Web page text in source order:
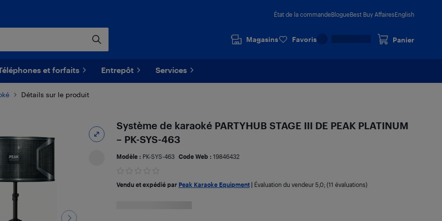
État de la commandeBlogueBest Buy AffairesEnglish
Magasins Favoris Panier
et forfaits Entrepôt Services
Détails sur le produit
Système de karaoké PARTYHUB STAGE III DE PEAK PLATINUM
– PK-SYS-463
Modèle : PK-SYS-463 Code Web : 19846432
Vendu et expédié par Peak Karaoke Equipment| Évaluation du vendeur 5,0; (11 évaluations)